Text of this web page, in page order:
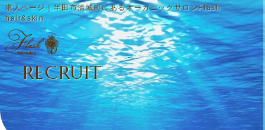
求人ページ｜半田市清城町にあるオーガニックサロンFlash
hair&skin
RECRUIT